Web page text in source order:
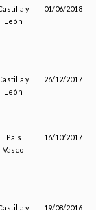
y
León
01/06/2018
y
León
26/12/2017
País
Vasco
16/10/2017
y 19/08/2016